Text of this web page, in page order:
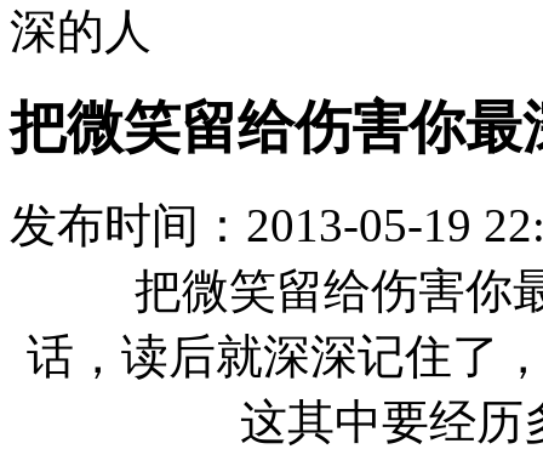
深的人
把微笑留给伤害你最
发布时间： 2013-05-19
把微笑留给伤害你最
话，读后就深深记住了
这其中要经历